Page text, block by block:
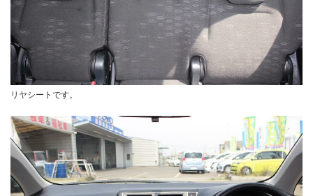
リヤシートです。